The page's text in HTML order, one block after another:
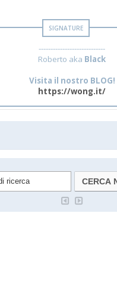
----------------------------
Roberto aka Black
Visita il nostro BLOG!
https://wong.it/